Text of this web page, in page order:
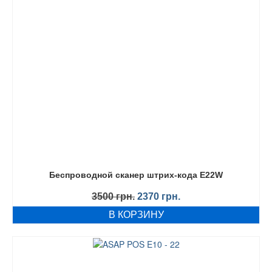
Беспроводной сканер штрих-кода E22W
3500грн. Первоначальная
цена
составляла
2370 грн.
цена:
В КОРЗИНУ